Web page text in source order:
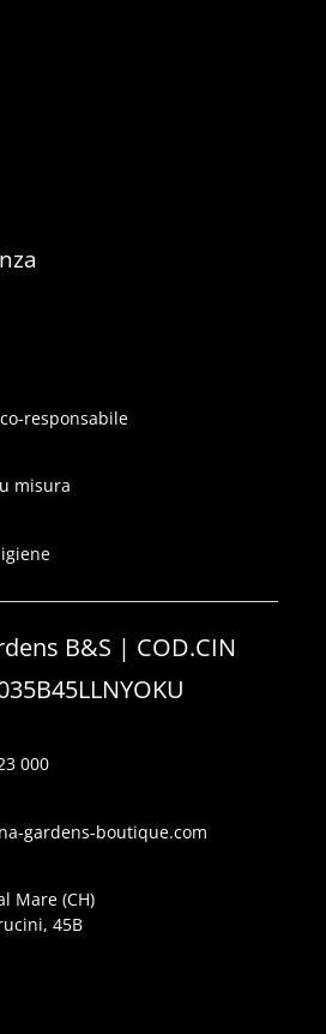
responsabile
misura
B&S | COD.CIN
000
gardens-boutique.com
Mare (CH)
45B